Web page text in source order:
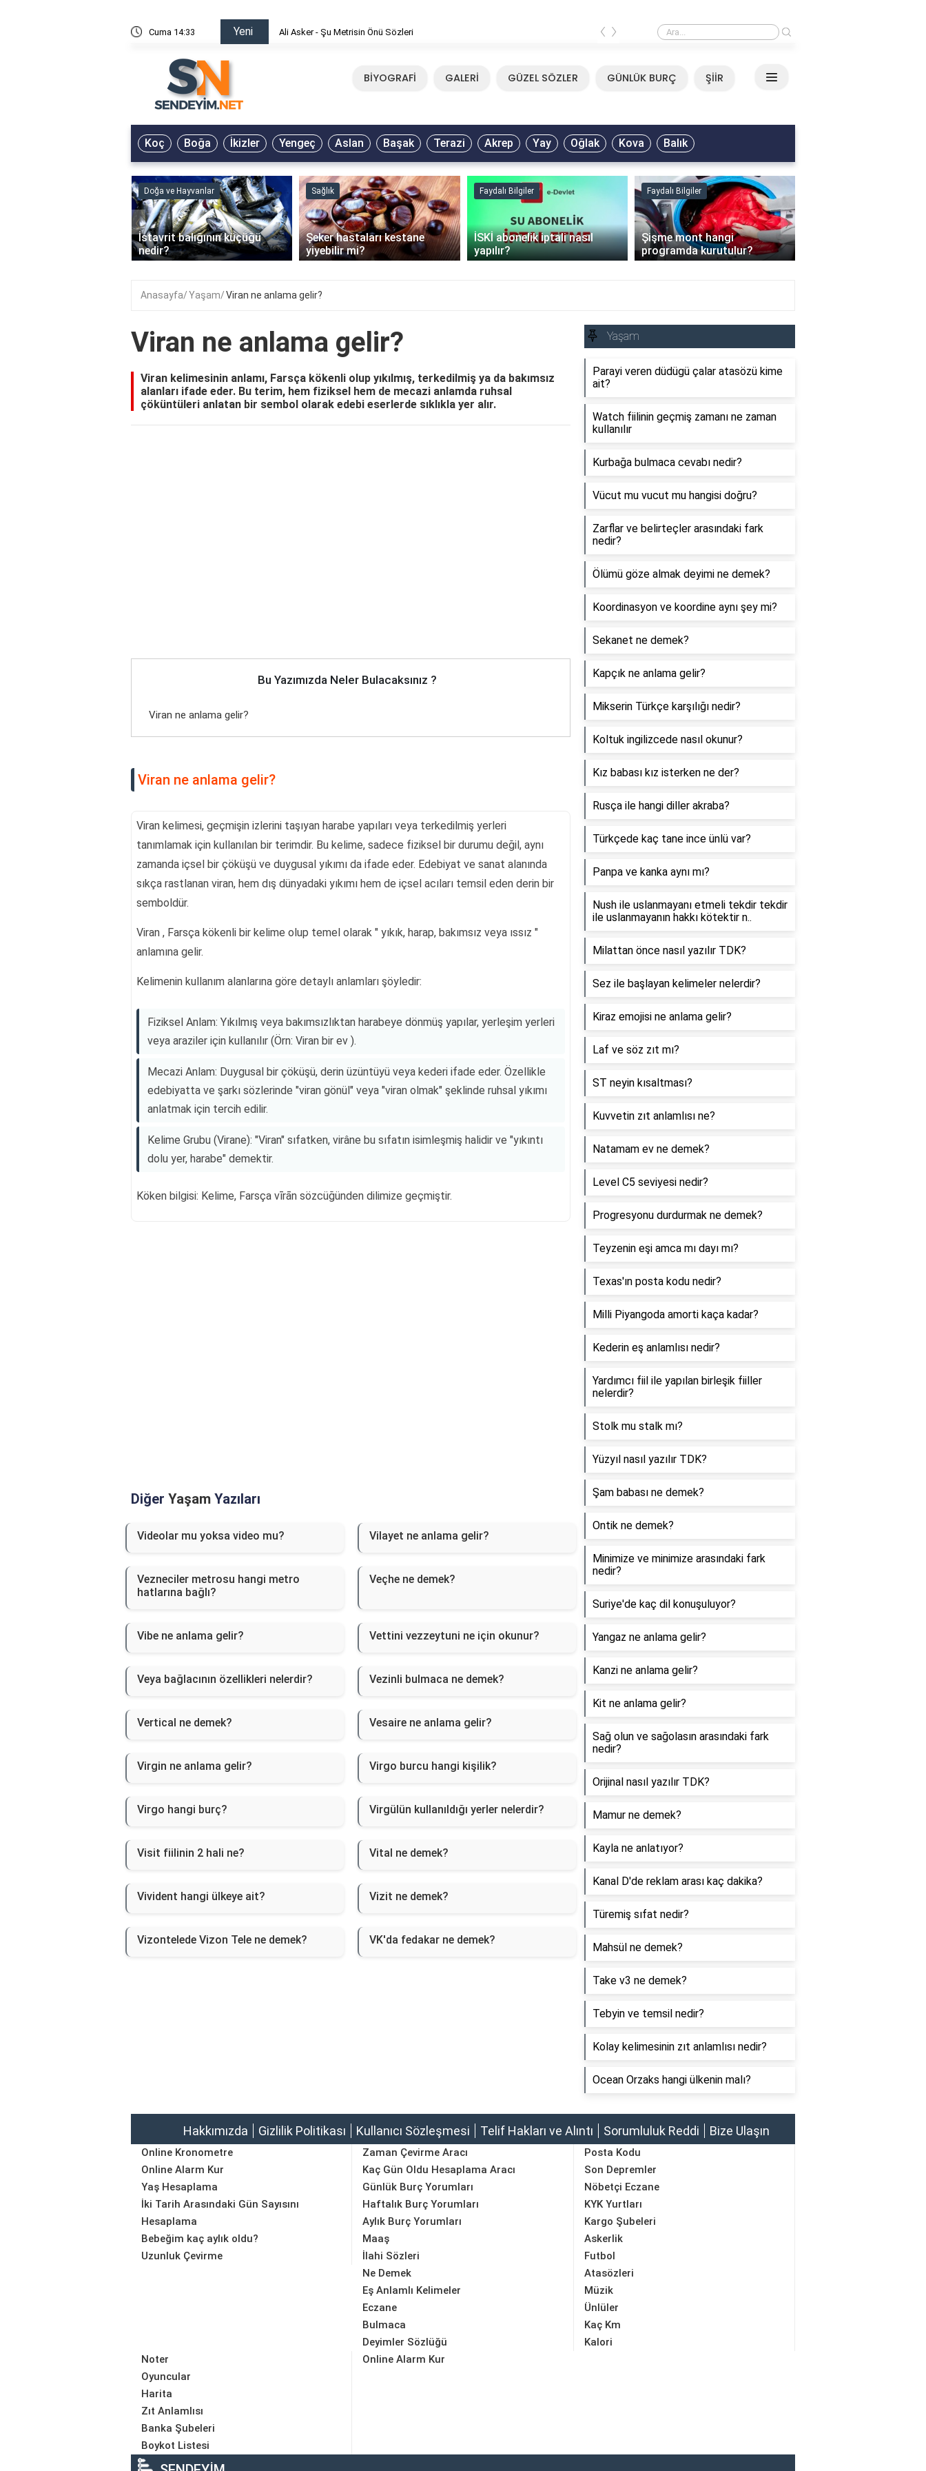
Cuma 14:33 Yeni Ali Asker - Şu Metrisin Önü Sözleri Mirkelam - Tavla Sözleri
‹ ›
BİYOGRAFİ GALERİ GÜZEL SÖZLER GÜNLÜK BURÇ ŞİİR
Koç Boğa İkizler Yengeç Aslan Başak Terazi Akrep Yay Oğlak Kova Balık
Doğa ve Hayvanlar
İstavrit balığının küçüğü
nedir?
Sağlık
Şeker hastaları kestane
yiyebilir mi?
Faydalı Bilgiler
İSKİ abonelik iptali nasıl
yapılır?
Faydalı Bilgiler
Şişme mont hangi
programda kurutulur?
‹ ›
Anasayfa Yaşam Viran ne anlama gelir?
Viran ne anlama gelir?
Viran kelimesinin anlamı, Farsça kökenli olup yıkılmış, terkedilmiş ya da bakımsız
alanları ifade eder. Bu terim, hem fiziksel hem de mecazi anlamda ruhsal
çöküntüleri anlatan bir sembol olarak edebi eserlerde sıklıkla yer alır.
Bu Yazımızda Neler Bulacaksınız ?
Viran ne anlama gelir?
Viran ne anlama gelir?
Viran kelimesi, geçmişin izlerini taşıyan harabe yapıları veya terkedilmiş yerleri
tanımlamak için kullanılan bir terimdir. Bu kelime, sadece fiziksel bir durumu değil, aynı
zamanda içsel bir çöküşü ve duygusal yıkımı da ifade eder. Edebiyat ve sanat alanında
sıkça rastlanan viran, hem dış dünyadaki yıkımı hem de içsel acıları temsil eden derin bir
semboldür.
Viran , Farsça kökenli bir kelime olup temel olarak " yıkık, harap, bakımsız veya ıssız "
anlamına gelir.
Kelimenin kullanım alanlarına göre detaylı anlamları şöyledir:
Fiziksel Anlam: Yıkılmış veya bakımsızlıktan harabeye dönmüş yapılar, yerleşim yerleri
veya araziler için kullanılır (Örn: Viran bir ev ).
Mecazi Anlam: Duygusal bir çöküşü, derin üzüntüyü veya kederi ifade eder. Özellikle
edebiyatta ve şarkı sözlerinde "viran gönül" veya "viran olmak" şeklinde ruhsal yıkımı
anlatmak için tercih edilir.
Kelime Grubu (Virane): "Viran" sıfatken, virâne bu sıfatın isimleşmiş halidir ve "yıkıntı
dolu yer, harabe" demektir.
Köken bilgisi: Kelime, Farsça vīrān sözcüğünden dilimize geçmiştir.
Diğer Yaşam Yazıları
Videolar mu yoksa video mu? Vilayet ne anlama gelir?
Vezneciler metrosu hangi metro
hatlarına bağlı?
Veçhe ne demek?
Vibe ne anlama gelir? Vettini vezzeytuni ne için okunur?
Veya bağlacının özellikleri nelerdir? Vezinli bulmaca ne demek?
Vertical ne demek? Vesaire ne anlama gelir?
Virgin ne anlama gelir? Virgo burcu hangi kişilik?
Virgo hangi burç? Virgülün kullanıldığı yerler nelerdir?
Visit fiilinin 2 hali ne? Vital ne demek?
Vivident hangi ülkeye ait? Vizit ne demek?
Vizontelede Vizon Tele ne demek? VK'da fedakar ne demek?
Yaşam
Parayi veren düdügü çalar atasözü kime
ait?
Watch fiilinin geçmiş zamanı ne zaman
kullanılır
Kurbağa bulmaca cevabı nedir?
Vücut mu vucut mu hangisi doğru?
Zarflar ve belirteçler arasındaki fark
nedir?
Ölümü göze almak deyimi ne demek?
Koordinasyon ve koordine aynı şey mi?
Sekanet ne demek?
Kapçık ne anlama gelir?
Mikserin Türkçe karşılığı nedir?
Koltuk ingilizcede nasıl okunur?
Kız babası kız isterken ne der?
Rusça ile hangi diller akraba?
Türkçede kaç tane ince ünlü var?
Panpa ve kanka aynı mı?
Nush ile uslanmayanı etmeli tekdir tekdir
ile uslanmayanın hakkı kötektir n..
Milattan önce nasıl yazılır TDK?
Sez ile başlayan kelimeler nelerdir?
Kiraz emojisi ne anlama gelir?
Laf ve söz zıt mı?
ST neyin kısaltması?
Kuvvetin zıt anlamlısı ne?
Natamam ev ne demek?
Level C5 seviyesi nedir?
Progresyonu durdurmak ne demek?
Teyzenin eşi amca mı dayı mı?
Texas'ın posta kodu nedir?
Milli Piyangoda amorti kaça kadar?
Kederin eş anlamlısı nedir?
Yardımcı fiil ile yapılan birleşik fiiller
nelerdir?
Stolk mu stalk mı?
Yüzyıl nasıl yazılır TDK?
Şam babası ne demek?
Ontik ne demek?
Minimize ve minimize arasındaki fark
nedir?
Suriye'de kaç dil konuşuluyor?
Yangaz ne anlama gelir?
Kanzi ne anlama gelir?
Kit ne anlama gelir?
Sağ olun ve sağolasın arasındaki fark
nedir?
Orijinal nasıl yazılır TDK?
Mamur ne demek?
Kayla ne anlatıyor?
Kanal D'de reklam arası kaç dakika?
Türemiş sıfat nedir?
Mahsül ne demek?
Take v3 ne demek?
Tebyin ve temsil nedir?
Kolay kelimesinin zıt anlamlısı nedir?
Ocean Orzaks hangi ülkenin malı?
Hakkımızda Gizlilik Politikası Kullanıcı Sözleşmesi Telif Hakları ve Alıntı Sorumluluk Reddi Bize Ulaşın
Online Kronometre
Online Alarm Kur
Yaş Hesaplama
İki Tarih Arasındaki Gün Sayısını
Hesaplama
Bebeğim kaç aylık oldu?
Uzunluk Çevirme
Zaman Çevirme Aracı
Kaç Gün Oldu Hesaplama Aracı
Günlük Burç Yorumları
Haftalık Burç Yorumları
Aylık Burç Yorumları
Maaş
Posta Kodu
Son Depremler
Nöbetçi Eczane
KYK Yurtları
Kargo Şubeleri
Askerlik
İlahi Sözleri
Ne Demek
Eş Anlamlı Kelimeler
Eczane
Bulmaca
Deyimler Sözlüğü
Futbol
Atasözleri
Müzik
Ünlüler
Kaç Km
Kalori
Noter
Oyuncular
Harita
Zıt Anlamlısı
Banka Şubeleri
Boykot Listesi
Online Alarm Kur